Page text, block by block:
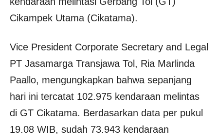
Cikampek Utama (Cikatama).
Vice President Corporate Secretary and Legal
PT Jasamarga Transjawa Tol, Ria Marlinda
Paallo, mengungkapkan bahwa sepanjang
hari ini tercatat 102.975 kendaraan melintas
di GT Cikatama. Berdasarkan data per pukul
19.08 WIB, sudah 73.943 kendaraan